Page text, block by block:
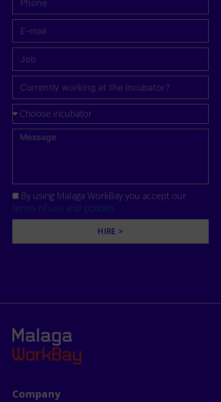
By using Malaga WorkBay you accept our
terms of use and policies
HIRE >
Company